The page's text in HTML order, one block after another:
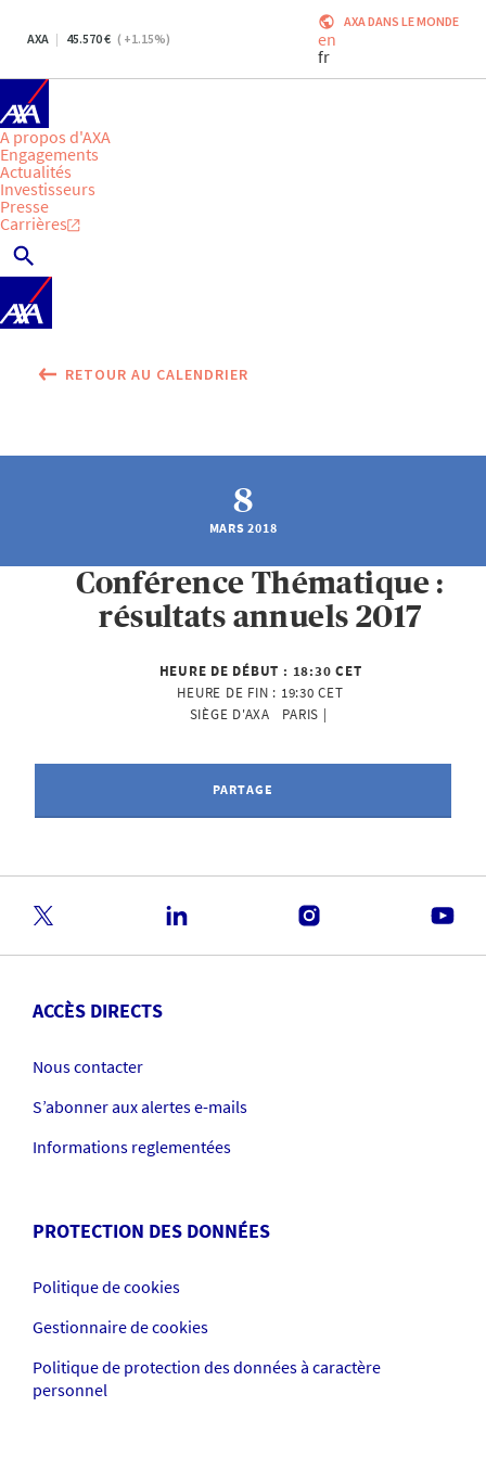
AXA 45.570 ( +1.15%)
AXA DANS LE MONDE
en
fr
A propos d'AXA
Engagements
Actualités
Investisseurs
Presse
Carrières
RETOUR AU CALENDRIER
8
MARS 2018
Conférence Thématique :
résultats annuels 2017
HEURE DE DÉBUT : 18:30 CET
HEURE DE FIN : 19:30 CET
SIÈGE D'AXA   PARIS |
PARTAGE
ACCÈS DIRECTS
Nous contacter
S’abonner aux alertes e-mails
Informations reglementées
PROTECTION DES DONNÉES
Politique de cookies
Gestionnaire de cookies
Politique de protection des données à caractère
personnel